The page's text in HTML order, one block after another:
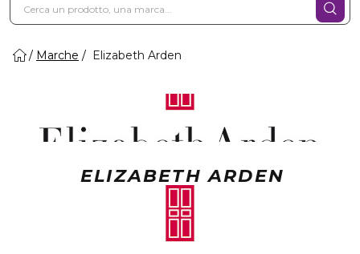
Marche Elizabeth Arden
ELIZABETH ARDEN